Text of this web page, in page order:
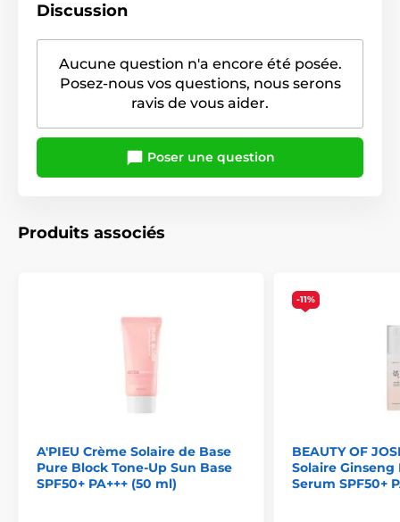
Discussion
Aucune question n'a encore été posée.
Posez-nous vos questions, nous serons
ravis de vous aider.
Poser une question
Produits associés
A'PIEU Crème Solaire de Base
Pure Block Tone-Up Sun Base
SPF50+ PA+++ (50 ml)
-11%
BEAUTY OF
Solaire Ginseng
Serum SPF50+